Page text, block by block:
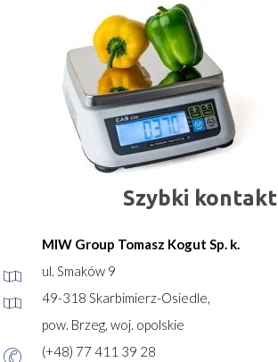
Szybki kontakt
MIW Group Tomasz Kogut Sp. k.
ul. Smaków 9
49-318 Skarbimierz-Osiedle,
pow. Brzeg, woj. opolskie
(+48) 77 411 39 28